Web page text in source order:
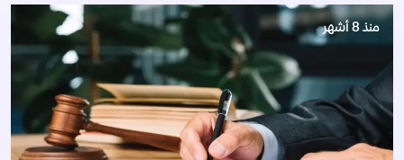
منذ 8 أشهر